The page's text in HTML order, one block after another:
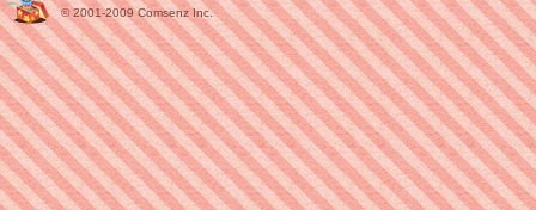
© 2001-2009Comsenz Inc.